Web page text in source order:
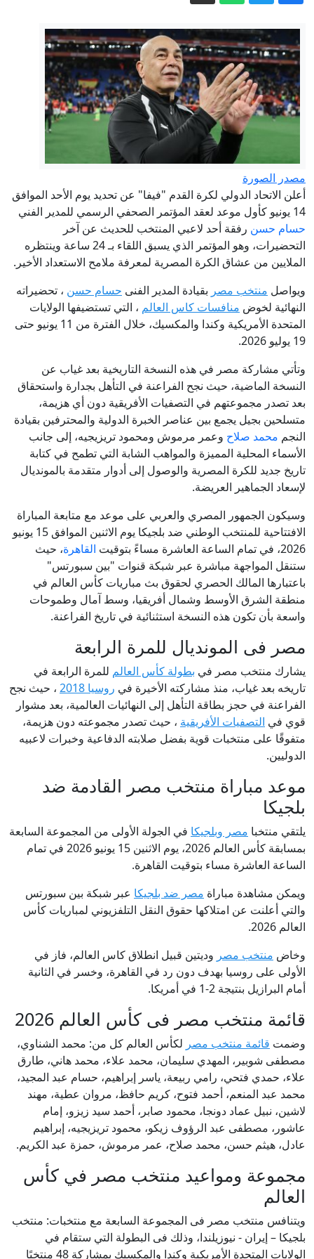
مواعيد قطارات الصعيد 2026.. خريطة
الرحلات من القاهرة وأسوان والعكس اليوم
«الأوقاف» تفتتح 17 مسجدًا اليوم الجمعة
ضمن خطتها لإعمار بيوت الله
ترامب يحاول مجدداً تقييد حق المواطنة
بالولادة في الولايات المتحدة عبر أوامر
تنفيذية جديدة
وكان الرد غارة مفاجئة على برلين!
الطقس اليوم.. شديد الحرارة رطب ونشاط
رياح يلطف الأجواء والمحسوسة بالقاهرة
38
مصدر الصورة
أعلن الاتحاد الدولي لكرة القدم "فيفا" عن تحديد يوم الأحد الموافق
14 يونيو كأول موعد لعقد المؤتمر الصحفي الرسمي للمدير الفني
حسام حسن رفقة أحد لاعبي المنتخب للحديث عن آخر
التحضيرات، وهو المؤتمر الذي يسبق اللقاء بـ 24 ساعة وينتظره
الملايين من عشاق الكرة المصرية لمعرفة ملامح الاستعداد الأخير.
ويواصل منتخب مصر بقيادة المدير الفنى حسام حسن ، تحضيراته
النهائية لخوض منافسات كاس العالم ، التي تستضيفها الولايات
المتحدة الأمريكية وكندا والمكسيك، خلال الفترة من 11 يونيو حتى
19 يوليو 2026.
وتأتي مشاركة مصر في هذه النسخة التاريخية بعد غياب عن
النسخة الماضية، حيث نجح الفراعنة في التأهل بجدارة واستحقاق
بعد تصدر مجموعتهم في التصفيات الأفريقية دون أي هزيمة،
متسلحين بجيل يجمع بين عناصر الخبرة الدولية والمحترفين بقيادة
النجم محمد صلاح وعمر مرموش ومحمود تريزيجيه، إلى جانب
الأسماء المحلية المميزة والمواهب الشابة التي تطمح في كتابة
تاريخ جديد للكرة المصرية والوصول إلى أدوار متقدمة بالمونديال
لإسعاد الجماهير العريضة.
وسيكون الجمهور المصري والعربي على موعد مع متابعة المباراة
الافتتاحية للمنتخب الوطني ضد بلجيكا يوم الاثنين الموافق 15 يونيو
2026، في تمام الساعة العاشرة مساءً بتوقيت
القاهرة، حيث
ستنقل المواجهة مباشرة عبر شبكة قنوات "بين سبورتس"
باعتبارها المالك الحصري لحقوق بث مباريات كأس العالم في
منطقة الشرق الأوسط وشمال أفريقيا، وسط آمال وطموحات
واسعة بأن تكون هذه النسخة استثنائية في تاريخ الفراعنة.
مصر فى المونديال للمرة الرابعة
يشارك منتخب مصر في بطولة كأس العالم للمرة الرابعة في
تاريخه بعد غياب، منذ مشاركته الأخيرة في روسيا 2018
، حيث نجح
الفراعنة في حجز بطاقة التأهل إلى النهائيات العالمية، بعد مشوار
قوي في التصفيات الأفريقية ، حيث تصدر مجموعته دون هزيمة،
متفوقًا على منتخبات قوية بفضل صلابته الدفاعية وخبرات لاعبيه
الدوليين.
موعد مباراة منتخب مصر القادمة ضد
بلجيكا
يلتقي منتخبا مصر وبلجيكا في الجولة الأولى من المجموعة السابعة
بمسابقة كأس العالم 2026، يوم الاثنين 15 يونيو 2026 في تمام
الساعة العاشرة مساء بتوقيت القاهرة.
ويمكن مشاهدة مباراة مصر ضد بلجيكا عبر شبكة بين سبورتس
والتي أعلنت عن امتلاكها حقوق النقل التلفزيوني لمباريات كأس
العالم 2026.
وخاض منتخب مصر وديتين قبيل انطلاق كاس العالم، فاز في
الأولى على روسيا بهدف دون رد في القاهرة، وخسر في الثانية
أمام البرازيل بنتيجة 2-1 في أمريكا.
قائمة منتخب مصر فى كأس العالم 2026
وضمت قائمة منتخب مصر لكأس العالم كل من: محمد الشناوي،
مصطفى شوبير، المهدي سليمان، محمد علاء، محمد هاني، طارق
علاء، حمدي فتحي، رامي ربيعة، ياسر إبراهيم، حسام عبد المجيد،
محمد عبد المنعم، أحمد فتوح، كريم حافظ، مروان عطية، مهند
لاشين، نبيل عماد دونجا، محمود صابر، أحمد سيد زيزو، إمام
عاشور، مصطفى عبد الرؤوف زيكو، محمود تريزيجيه، إبراهيم
عادل، هيثم حسن، محمد صلاح، عمر مرموش، حمزة عبد الكريم.
مجموعة ومواعيد منتخب مصر في كأس
العالم
ويتنافس منتخب مصر فى المجموعة السابعة مع منتخبات: منتخب
بلجيكا – إيران - نيوزيلندا، وذلك فى البطولة التي ستقام في
الولايات المتحدة الأمريكية وكندا والمكسيك بمشاركة 48 منتخبًا